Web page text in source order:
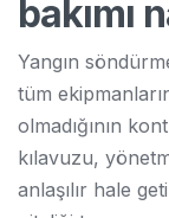
bakımı
Yangın
tüm
olmadığının
kılavuzu,
anlaşılır hale